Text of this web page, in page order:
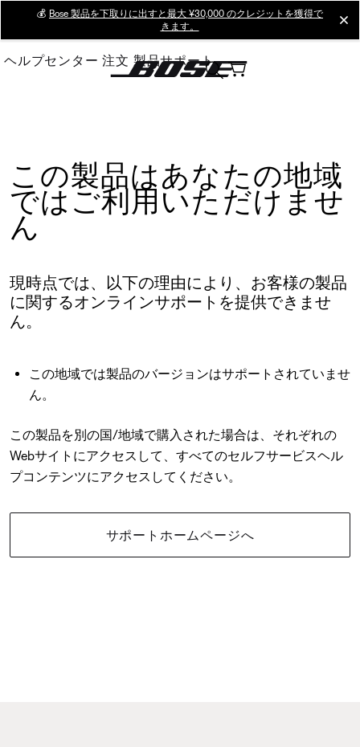
Main
💰 Bose 製品を下取りに出すと最大 ¥30,000 のクレジットを獲得で
きます。
ヘルプセンター 注文 製品サポート
この製品はあなたの地域
ではご利用いただけませ
ん
現時点では、以下の理由により、お客様の製品
に関するオンラインサポートを提供できませ
ん。
この地域では製品のバージョンはサポートされていませ
ん。
この製品を別の国/地域で購入された場合は、それぞれの
Webサイトにアクセスして、すべてのセルフサービスヘル
プコンテンツにアクセスしてください。
サポートホームページへ